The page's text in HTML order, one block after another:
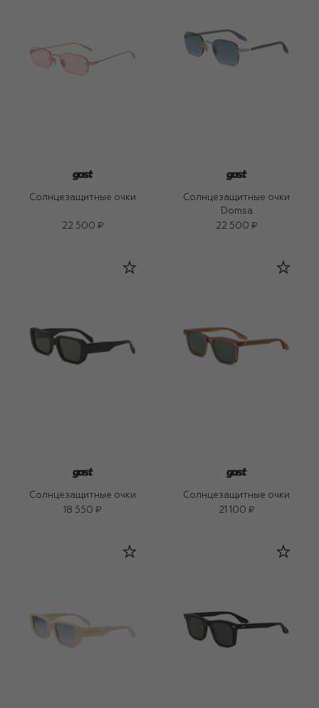
Солнцезащитные очки
22 500 ₽
Солнцезащитные очки
Domsa
22 500 ₽
Солнцезащитные очки
18 550 ₽
Солнцезащитные очки
21 100 ₽